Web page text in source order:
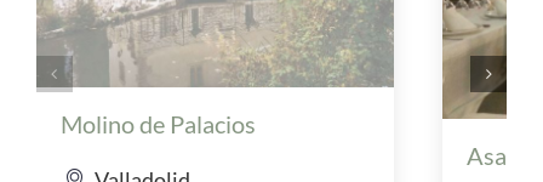
Molino de Palacios